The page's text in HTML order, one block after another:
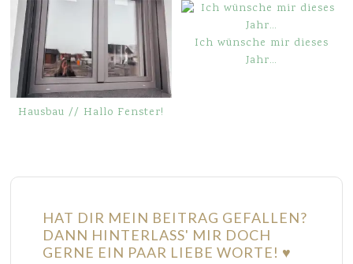
Hausbau // Hallo Fenster!
Ich wünsche mir dieses
Jahr…
HAT DIR MEIN BEITRAG GEFALLEN?
DANN HINTERLASS' MIR DOCH
GERNE EIN PAAR LIEBE WORTE! ♥